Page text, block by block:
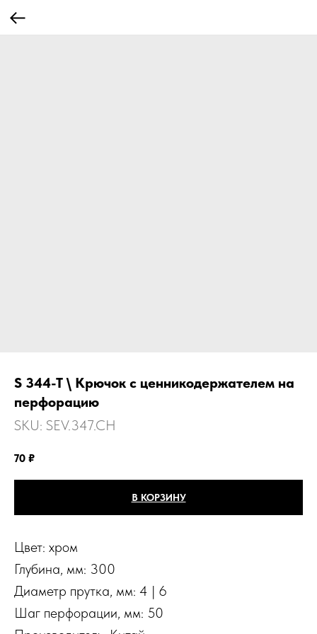
S 344-T \ Крючок с ценникодержателем на
перфорацию
SKU: SEV.347.CH
70 ₽
В КОРЗИНУ
Цвет: хром
Глубина, мм: 300
Диаметр прутка, мм: 4 | 6
Шаг перфорации, мм: 50